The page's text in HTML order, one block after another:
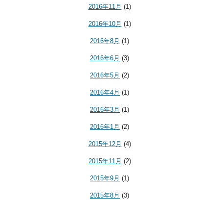
2016年11月 (1)
2016年10月 (1)
2016年8月 (1)
2016年6月 (3)
2016年5月 (2)
2016年4月 (1)
2016年3月 (1)
2016年1月 (2)
2015年12月 (4)
2015年11月 (2)
2015年9月 (1)
2015年8月 (3)